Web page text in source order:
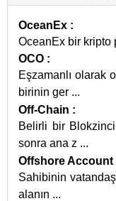
OceanEx :
OceanEx bir kripto
OCO :
Eşzamanlı olarak
birinin ger ...
Off-Chain :
Belirli bir
sonra ana z ...
Offshore Account
Sahibinin
alanın ...